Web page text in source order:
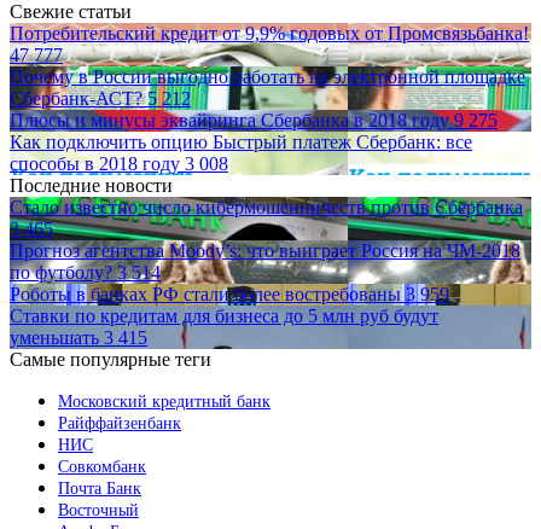
Свежие статьи
Потребительский кредит от 9,9% годовых от Промсвязьбанка!
47 777
Почему в России выгодно работать на электронной площадке
Сбербанк-АСТ?5 212
Плюсы и минусы эквайринга Сбербанка в 2018 году9 275
Как подключить опцию Быстрый платеж Сбербанк: все
способы в 2018 году 3 008
Последние новости
Стало известно число кибермошенничеств против Сбербанка
3 465
Прогноз агентства Moody’s: что выиграет Россия на ЧМ-2018
по футболу?3 514
Роботы в банках РФ стали более востребованы 3 959
Ставки по кредитам для бизнеса до 5 млн руб будут
уменьшать 3 415
Самые популярные теги
Московский кредитный банк
Райффайзенбанк
НИС
Совкомбанк
Почта Банк
Восточный